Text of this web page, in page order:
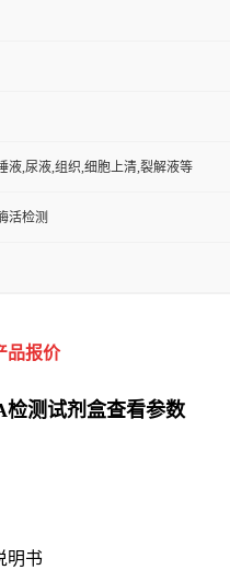
液,尿液,组织,细胞上清,裂解液等
活检测
品报价
测试剂盒查看参数
明书